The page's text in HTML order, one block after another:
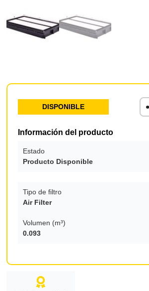
DISPONIBLE
Información del producto
Estado
Producto Disponible
Tipo de filtro
Air Filter
Volumen (m³)
0.093